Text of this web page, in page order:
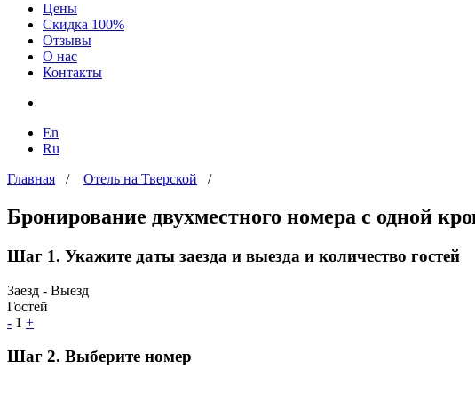
Цены
Скидка 100%
Отзывы
О нас
Контакты
En
Ru
Главная / Отель на Тверской /
Бронирование двухместного номера с одной
Шаг 1. Укажите даты заезда и выезда и количество гостей
Заезд - Выезд
Гостей
- 1 +
Шаг 2. Выберите номер